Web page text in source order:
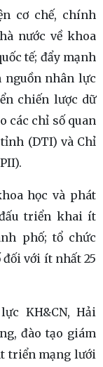
cơ chế, chính
nước về khoa
tế; đẩy mạnh
nguồn nhân lực
chiến lược dữ
các chỉ số quan
(DTI) và Chỉ
học và phát
triển khai ít
phố; tổ chức
với ít nhất 25
KH&CN, Hải
đào tạo giám
triển mạng lưới